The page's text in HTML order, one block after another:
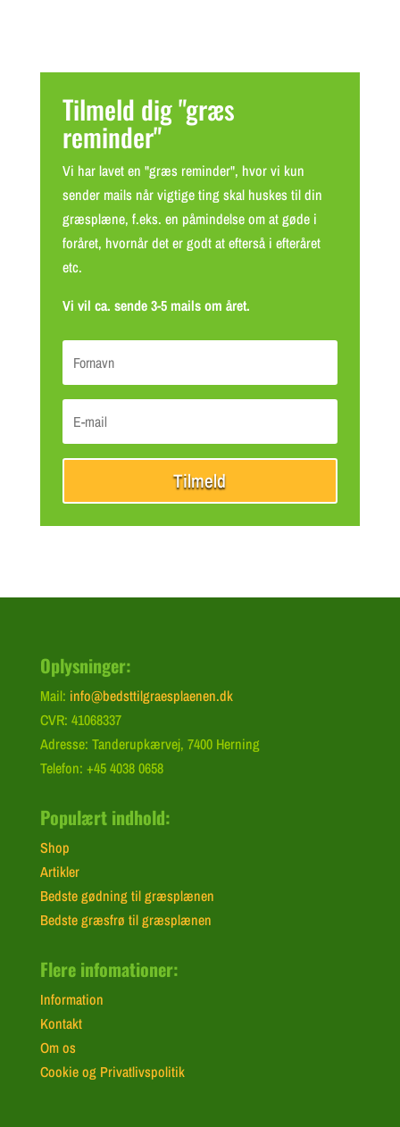
Tilmeld dig "græs
reminder"
Vi har lavet en "græs reminder", hvor vi kun
sender mails når vigtige ting skal huskes til din
græsplæne, f.eks. en påmindelse om at gøde i
foråret, hvornår det er godt at efterså i efteråret
etc.
Vi vil ca. sende 3-5 mails om året.
Tilmeld
Oplysninger:
Mail: info@bedsttilgraesplaenen.dk
CVR: 41068337
Adresse: Tanderupkærvej, 7400 Herning
Telefon: +45 4038 0658
Populært indhold:
Shop
Artikler
Bedste gødning til græsplænen
Bedste græsfrø til græsplænen
Flere infomationer:
Information
Kontakt
Om os
Cookie og Privatlivspolitik